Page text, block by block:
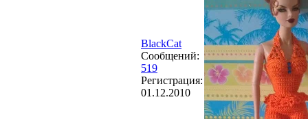
BlackCat
Сообщений:
519
Регистрация:
01.12.2010